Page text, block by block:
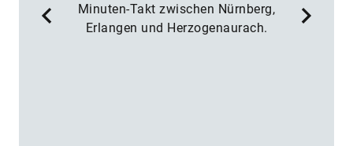
Minuten-Takt zwischen Nürnberg,
Erlangen und Herzogenaurach.